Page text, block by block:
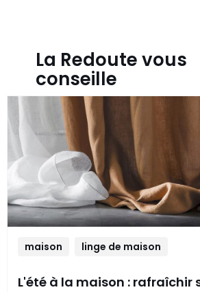
La Redoute vous
conseille
maison linge de maison
L'été à la maison : rafraîchir